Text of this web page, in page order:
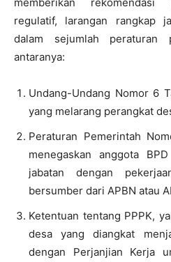
regulatif, larangan rangkap
dalam sejumlah peraturan
antaranya:
Undang-Undang Nomor 6
yang melarang perangkat
Peraturan Pemerintah
menegaskan anggota
jabatan dengan
bersumber dari APBN atau
Ketentuan tentang PPPK,
desa yang diangkat
dengan Perjanjian Kerja